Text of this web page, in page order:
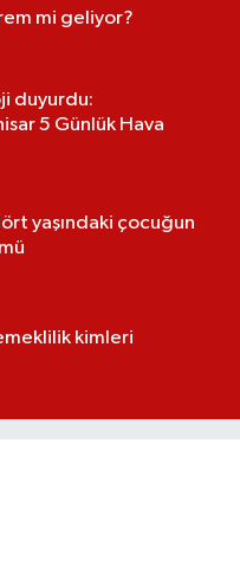
mi geliyor?
duyurdu:
5 Günlük Hava
yaşındaki çocuğun
kimleri